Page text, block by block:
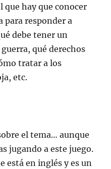
que hay que conocer
para responder a
debe tener un
qué derechos
tratar a los
etc.
el tema… aunque
jugando a este juego.
está en inglés y es un